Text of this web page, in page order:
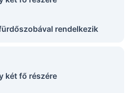
rendelkezik
két fő részére